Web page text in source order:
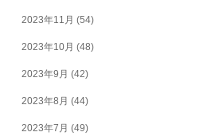
2023年11月 (54)
2023年10月 (48)
2023年9月 (42)
2023年8月 (44)
2023年7月 (49)